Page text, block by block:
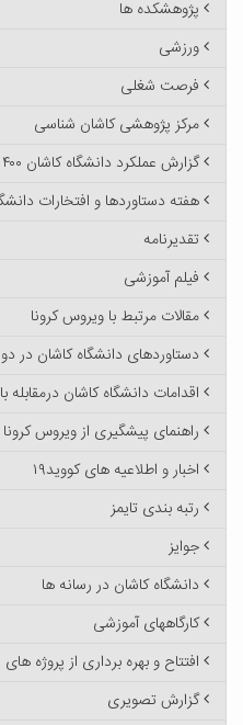
پژوهشکده ها
ورزشی
فرصت شغلی
مرکز پژوهشی کاشان شناسی
گزارش عملکرد دانشگاه کاشان ۱۴۰۰-۱۳۹۲
هفته دستاوردها و افتخارات
تقدیرنامه
فیلم آموزشی
مقالات مرتبط با ویروس کرونا
دستاوردهای دانشگاه کاشان در
اقدامات دانشگاه کاشان
راهنمای پیشگیری از ویروس کرونا
اخبار و اطلاعیه های کووید۱۹
رتبه بندی تایمز
جوایز
دانشگاه کاشان در رسانه ها
کارگاههای آموزشی
افتتاح و بهره برداری از پروژه
گزارش تصویری